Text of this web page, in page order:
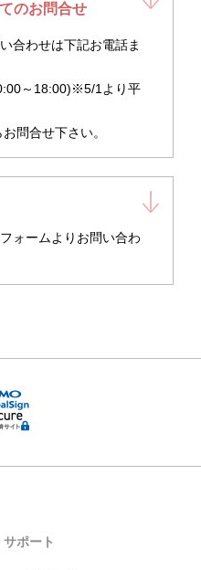
のお問合せ
合わせは下記お電話ま
～18:00)※5/1より平
問合せ下さい。
ォームよりお問い合わ
サポート